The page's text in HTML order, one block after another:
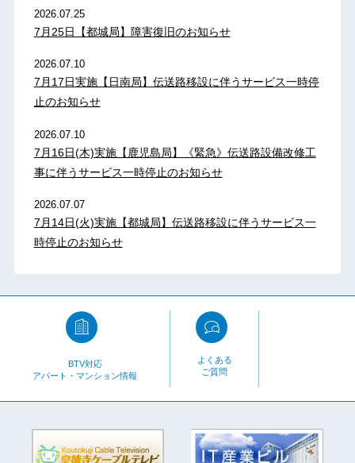
2026.07.25
7月25日【都城局】障害復旧のお知らせ
2026.07.10
7月17日実施【日南局】伝送路移設に伴うサービス一時停
止のお知らせ
2026.07.10
7月16日(木)実施【鹿児島局】《緊急》伝送路設備改修工
事に伴うサービス一時停止のお知らせ
2026.07.07
7月14日(火)実施【都城局】伝送路移設に伴うサービス一
時停止のお知らせ
BTV対応
アパート・マンション情報
よくある
ご質問